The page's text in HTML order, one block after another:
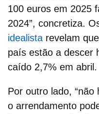
100 euros em 2025
2024”, concretiza.
idealista revelam
país estão a descer
caído 2,7% em abril.
Por outro lado,
o arrendamento